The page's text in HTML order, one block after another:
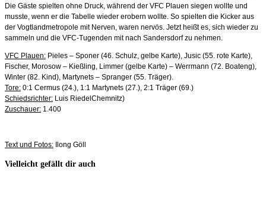
Die Gäste spielten ohne Druck, während der VFC Plauen siegen wollte und
musste, wenn er die Tabelle wieder erobern wollte. So spielten die Kicker aus
der Vogtlandmetropole mit Nerven, waren nervös. Jetzt heißt es, sich wieder zu
sammeln und die VFC-Tugenden mit nach Sandersdorf zu nehmen.
VFC Plauen: Pieles – Sponer (46. Schulz, gelbe Karte), Jusic (55. rote Karte),
Fischer, Morosow – Kießling, Limmer (gelbe Karte) – Werrmann (72. Boateng),
Winter (82. Kind), Martynets – Spranger (55. Träger).
Tore: 0:1 Cermus (24.), 1:1 Martynets (27.), 2:1 Träger (69.)
Schiedsrichter: Luis RiedelChemnitz)
Zuschauer: 1.400
Text und Fotos: Ilong Göll
Vielleicht gefällt dir auch